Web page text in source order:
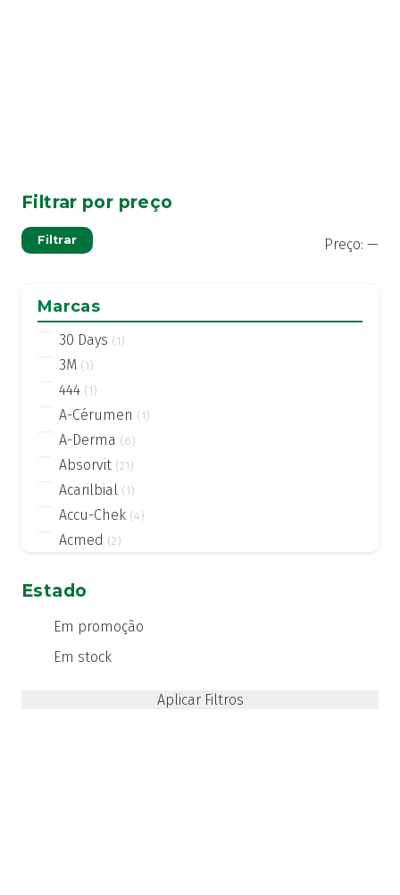
Filtrar por preço
Filtrar Preço: —
Marcas
30 Days (1)
3M (1)
444 (1)
A-Cérumen (1)
A-Derma (6)
Absorvit (21)
Acarilbial (1)
Accu-Chek (4)
Acmed (2)
Actius
Actreen
Actronadol
Estado
Em promoção
Em stock